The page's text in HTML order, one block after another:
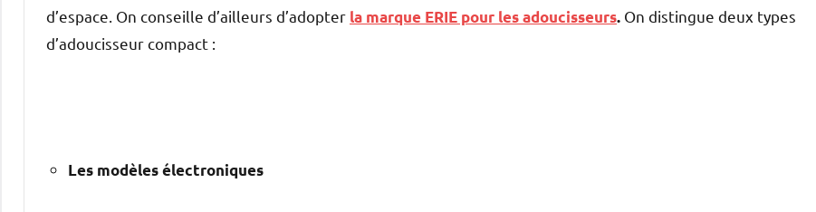
d’espace. On conseille d’ailleurs d’adopter la marque ERIE pour les adoucisseurs. On distingue deux types
d’adoucisseur compact :
Les modèles électroniques